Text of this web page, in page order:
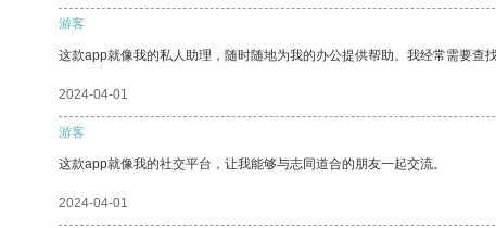
游客
这款app就像我的私人助理，随时随地为我的办公提供帮助。我经常需要查
2024-04-01
游客
这款app就像我的社交平台，让我能够与志同道合的朋友一起交流。
2024-04-01